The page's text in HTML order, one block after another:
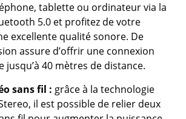
tablette ou ordinateur via la
5.0 et profitez de votre
excellente qualité sonore. De
assure d’offrir une connexion
jusqu’à 40 mètres de distance.
sans fil : grâce à la technologie
il est possible de relier deux